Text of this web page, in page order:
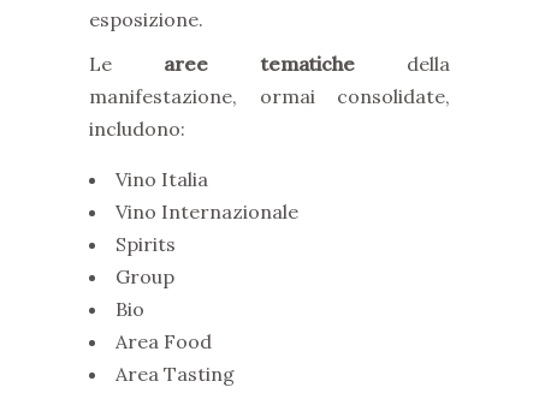
esposizione.
Le aree tematichedella
manifestazione, ormai consolidate,
includono:
Vino Italia
Vino Internazionale
Spirits
Group
Bio
Area Food
Area Tasting